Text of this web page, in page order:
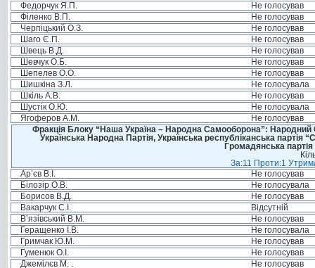
Федорчук Я.П.
Не голосував
Філенко В.П.
Не голосував
Черпіцький О.З.
Не голосував
Шаго Є.П.
Не голосував
Швець В.Д.
Не голосував
Шевчук О.Б.
Не голосував
Шепелев О.О.
Не голосував
Шишкіна З.Л.
Не голосувала
Шкіль А.В.
Не голосував
Шустік О.Ю.
Не голосувала
Ягоферов А.М.
Не голосував
Фракція Блоку “Наша Україна – Народна Самооборона”: Народний
Українська Народна Партія, Українська республіканська
Громадянська
За:11 Проти:1
Ар’єв В.І.
Не голосував
Білозір О.В.
Не голосувала
Борисов В.Д.
Не голосував
Вакарчук С.І.
Відсутній
В’язівський В.М.
Не голосував
Геращенко І.В.
Не голосувала
Гримчак Ю.М.
Не голосував
Гуменюк О.І.
Не голосував
Джемілєв М. .
Не голосував